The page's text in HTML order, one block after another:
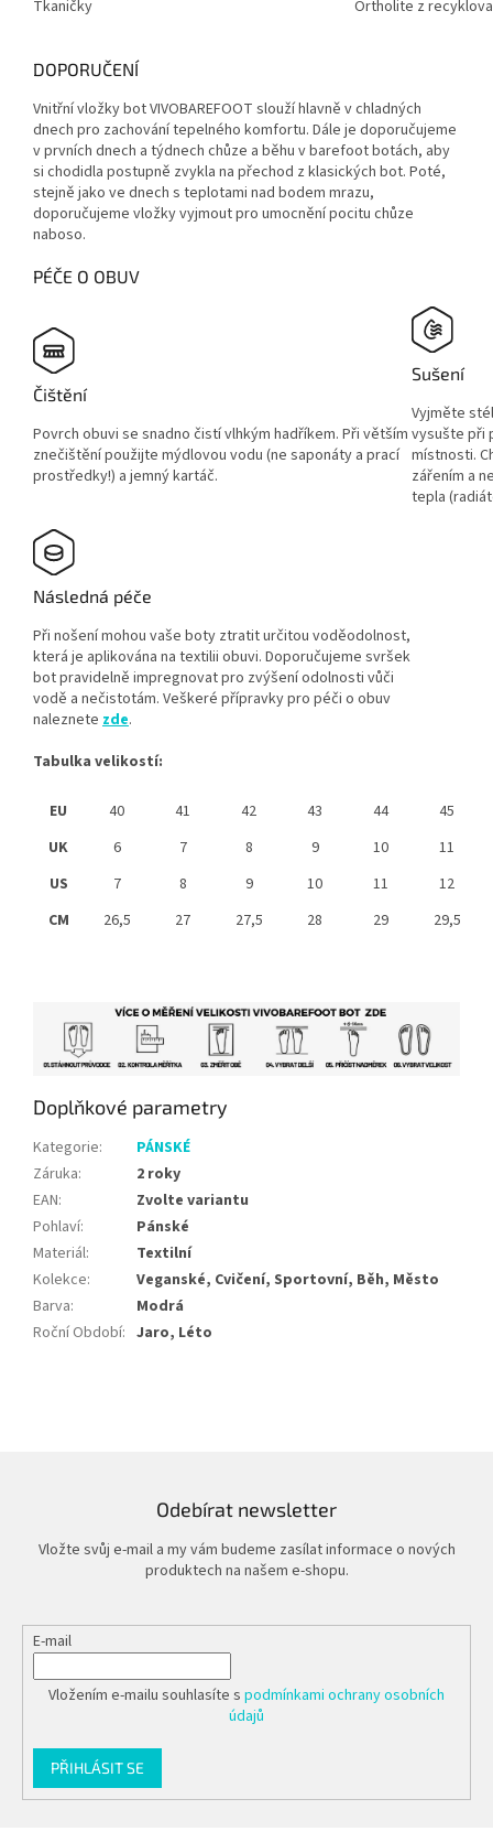
Tkaničky Ortholite z
DOPORUČENÍ
Vnitřní vložky bot VIVOBAREFOOT slouží hlavně v chladných
dnech pro zachování tepelného komfortu. Dále je doporučujeme
v prvních dnech a týdnech chůze a běhu v barefoot botách, aby
si chodidla postupně zvykla na přechod z klasických bot. Poté,
stejně jako ve dnech s teplotami nad bodem mrazu,
doporučujeme vložky vyjmout pro umocnění pocitu chůze
naboso.
PÉČE O OBUV
Čištění
Povrch obuvi se snadno čistí vlhkým hadříkem. Při větším
znečištění použijte mýdlovou vodu (ne saponáty a prací
prostředky!) a jemný kartáč.
Sušení
Vyjměte
vysušte při
místnosti.
zářením a
tepla
Následná péče
Při nošení mohou vaše boty ztratit určitou voděodolnost,
která je aplikována na textilii obuvi. Doporučujeme svršek
bot pravidelně impregnovat pro zvýšení odolnosti vůči
vodě a nečistotám. Veškeré přípravky pro péči o obuv
naleznete zde.
Tabulka velikostí:
EU 40 41 42 43 44
45
UK
6 7 8 9 10
11
US
7 8 9 10 11
12
CM
26,5 27 27,5 28 29 29,5
Doplňkové parametry
Kategorie:
PÁNSKÉ
Záruka:
2 roky
EAN:
Zvolte variantu
Pohlaví:
Pánské
Materiál:
Textilní
Kolekce:
Veganské, Cvičení, Sportovní, Běh, Město
Barva:
Modrá
Roční Období: Jaro, Léto
Odebírat newsletter
Vložte svůj e-mail a my vám budeme zasílat informace o nových
produktech na našem e-shopu.
E-mail
Vložením e-mailu souhlasíte s podmínkami ochrany osobních
údajů
PŘIHLÁSIT SE